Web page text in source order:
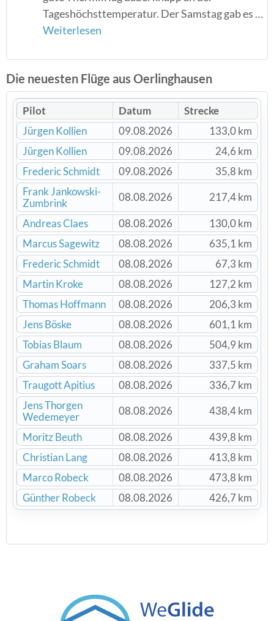
Tageshöchsttemperatur. Der Samstag gab es …
Weiterlesen
Die neuesten Flüge aus Oerlinghausen
Pilot Datum
Strecke
Jürgen Kollien
09.08.2026
133,0 km
Jürgen Kollien
09.08.2026
24,6 km
Frederic Schmidt
09.08.2026
35,8 km
Frank Jankowski-
Zumbrink
08.08.2026 217,4 km
Andreas Claes 08.08.2026
130,0 km
Marcus Sagewitz
08.08.2026
635,1 km
Frederic Schmidt
08.08.2026
67,3 km
Martin Kroke
08.08.2026
127,2 km
Thomas Hoffmann
08.08.2026
206,3 km
Jens Böske
08.08.2026
601,1 km
Tobias Blaum
08.08.2026
504,9 km
Graham Soars
08.08.2026
337,5 km
Traugott Apitius
08.08.2026
336,7 km
Jens Thorgen
Wedemeyer
08.08.2026 438,4 km
Moritz Beuth 08.08.2026
439,8 km
Christian Lang
08.08.2026
413,8 km
Marco Robeck
08.08.2026
473,8 km
Günther Robeck
08.08.2026 426,7 km